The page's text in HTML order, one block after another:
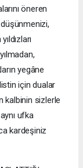
öneren
yegâne
için dualar
kalbinin sizlerle
ufka
kardeşiniz